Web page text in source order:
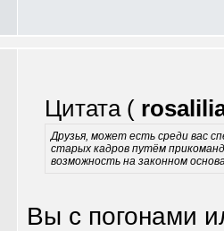
Цитата (
Друзья, может есть среди вас
старых кадров путём
возможность на законном
Вы с погонами